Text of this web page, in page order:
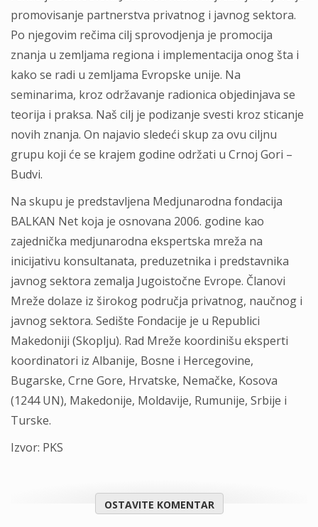
promovisanje partnerstva privatnog i javnog sektora.
Po njegovim rečima cilj sprovodjenja je promocija
znanja u zemljama regiona i implementacija onog šta i
kako se radi u zemljama Evropske unije. Na
seminarima, kroz održavanje radionica objedinjava se
teorija i praksa. Naš cilj je podizanje svesti kroz sticanje
novih znanja. On najavio sledeći skup za ovu ciljnu
grupu koji će se krajem godine održati u Crnoj Gori –
Budvi.
Na skupu je predstavljena Medjunarodna fondacija
BALKAN Net koja je osnovana 2006. godine kao
zajednička medjunarodna ekspertska mreža na
inicijativu konsultanata, preduzetnika i predstavnika
javnog sektora zemalja Jugoistočne Evrope. Članovi
Mreže dolaze iz širokog područja privatnog, naučnog i
javnog sektora. Sedište Fondacije je u Republici
Makedoniji (Skoplju). Rad Mreže koordinišu eksperti
koordinatori iz Albanije, Bosne i Hercegovine,
Bugarske, Crne Gore, Hrvatske, Nemačke, Kosova
(1244 UN), Makedonije, Moldavije, Rumunije, Srbije i
Turske.
Izvor: PKS
OSTAVITE KOMENTAR